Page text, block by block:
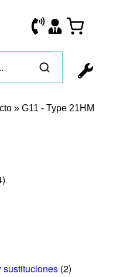
» G11 - Type 21HM
sustituciones (2)